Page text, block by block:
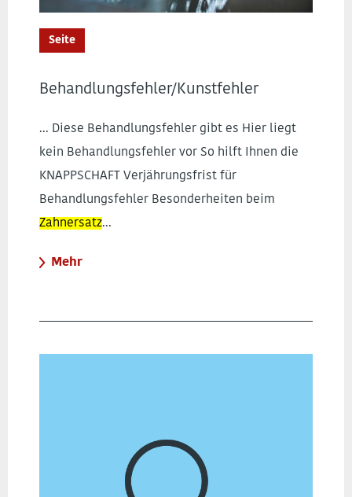
Seite
Behandlungsfehler/Kunstfehler
... Diese Behandlungsfehler gibt es Hier liegt
kein Behandlungsfehler vor So hilft Ihnen die
KNAPPSCHAFT Verjährungsfrist für
Behandlungsfehler Besonderheiten beim
Zahnersatz...
Mehr